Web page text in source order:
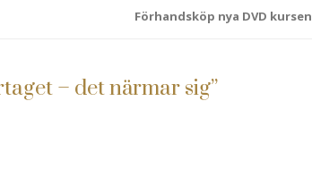
Förhandsköp nya DVD kursen
– det närmar sig”